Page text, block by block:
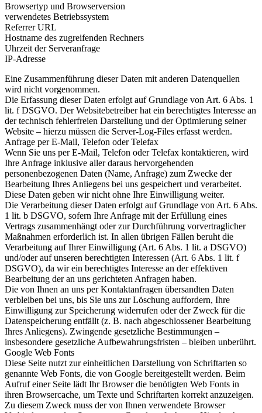
Browsertyp und Browserversion
verwendetes Betriebssystem
Referrer URL
Hostname des zugreifenden Rechners
Uhrzeit der Serveranfrage
IP-Adresse
Eine Zusammenführung dieser Daten mit anderen Datenquellen
wird nicht vorgenommen.
Die Erfassung dieser Daten erfolgt auf Grundlage von Art. 6 Abs. 1
lit. f DSGVO. Der Websitebetreiber hat ein berechtigtes Interesse an
der technisch fehlerfreien Darstellung und der Optimierung seiner
Website – hierzu müssen die Server-Log-Files erfasst werden.
Anfrage per E-Mail, Telefon oder Telefax
Wenn Sie uns per E-Mail, Telefon oder Telefax kontaktieren, wird
Ihre Anfrage inklusive aller daraus hervorgehenden
personenbezogenen Daten (Name, Anfrage) zum Zwecke der
Bearbeitung Ihres Anliegens bei uns gespeichert und verarbeitet.
Diese Daten geben wir nicht ohne Ihre Einwilligung weiter.
Die Verarbeitung dieser Daten erfolgt auf Grundlage von Art. 6 Abs.
1 lit. b DSGVO, sofern Ihre Anfrage mit der Erfüllung eines
Vertrags zusammenhängt oder zur Durchführung vorvertraglicher
Maßnahmen erforderlich ist. In allen übrigen Fällen beruht die
Verarbeitung auf Ihrer Einwilligung (Art. 6 Abs. 1 lit. a DSGVO)
und/oder auf unseren berechtigten Interessen (Art. 6 Abs. 1 lit. f
DSGVO), da wir ein berechtigtes Interesse an der effektiven
Bearbeitung der an uns gerichteten Anfragen haben.
Die von Ihnen an uns per Kontaktanfragen übersandten Daten
verbleiben bei uns, bis Sie uns zur Löschung auffordern, Ihre
Einwilligung zur Speicherung widerrufen oder der Zweck für die
Datenspeicherung entfällt (z. B. nach abgeschlossener Bearbeitung
Ihres Anliegens). Zwingende gesetzliche Bestimmungen –
insbesondere gesetzliche Aufbewahrungsfristen – bleiben unberührt.
Google Web Fonts
Diese Seite nutzt zur einheitlichen Darstellung von Schriftarten so
genannte Web Fonts, die von Google bereitgestellt werden. Beim
Aufruf einer Seite lädt Ihr Browser die benötigten Web Fonts in
ihren Browsercache, um Texte und Schriftarten korrekt anzuzeigen.
Zu diesem Zweck muss der von Ihnen verwendete Browser